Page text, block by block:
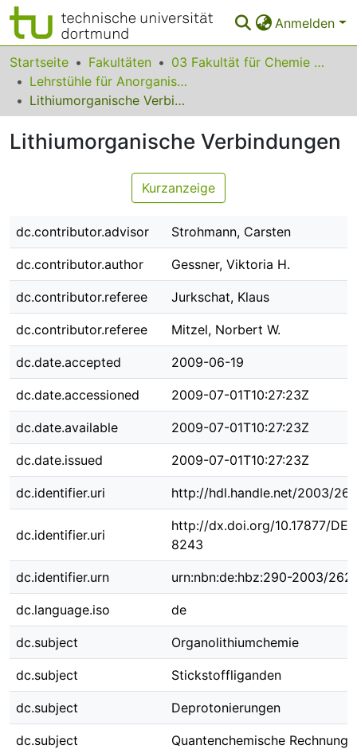
Anmelden
Bereiche & Sammlungen
Das gesamte Repositorium
Startseite Fakultäten
03 Fakultät für Chemie und Chemische Biologie
Lehrstühle für Anorganische Chemie
Lithiumorganische Verbindungen
Lithiumorganische Verbindungen
Kurzanzeige
dc.contributor.advisor Strohmann, Carsten
dc.contributor.author Gessner, Viktoria H.
dc.contributor.referee Jurkschat, Klaus
dc.contributor.referee Mitzel, Norbert W.
dc.date.accepted 2009-06-19
dc.date.accessioned 2009-07-01T10:27:23Z
dc.date.available 2009-07-01T10:27:23Z
dc.date.issued 2009-07-01T10:27:23Z
dc.identifier.uri http://hdl.handle.net/2003/
dc.identifier.uri
http://dx.doi.org/10.17877/
8243
dc.identifier.urn urn:nbn:de:hbz:290-2003/
dc.language.iso de
dc.subject Organolithiumchemie
dc.subject Stickstoffliganden
dc.subject Deprotonierungen
dc.subject Quantenchemische